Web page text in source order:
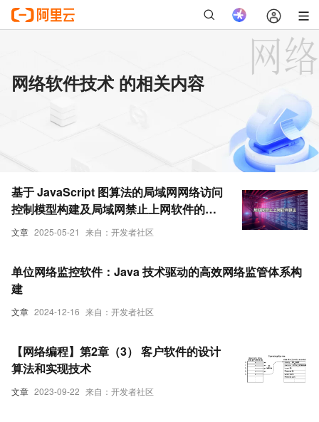
网络软件技术 的相关内容
文章 2025-05-21 来自：开发者社区
基于 JavaScript 图算法的局域网网络访问
控制模型构建及局域网禁止上网软件的技
术实现路径研究
文章 2024-12-16 来自：开发者社区
单位网络监控软件：Java 技术驱动的高效网络监管体系构
建
文章 2023-09-22 来自：开发者社区
【网络编程】第2章（3） 客户软件的设计
算法和实现技术